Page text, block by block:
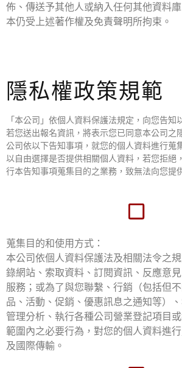
佈、傳送予其他人或納入任何其他資料
本仍受上述著作權及免責聲明所拘束。
隱私權政策規範
「本公司」依個人資料保護法規定，向您告知
若您送出報名資訊，將表示您已同意本公司之
公司依以下告知事項，就您的個人資料進行蒐
以自由選擇是否提供相關個人資料，若您拒絕
行本告知事項蒐集目的之業務，致無法向您提
蒐集目的和使用方式：
本公司依個人資料保護法及相關法令之
錄網站、索取資料、訂閱資訊、反應意
服務；或為了與您聯繫、行銷（包括但
品、活動、促銷、優惠訊息之通知等）
管理分析、執行各種公司營業登記項目
範圍內之必要行為，對您的個人資料進
及國際傳輸。